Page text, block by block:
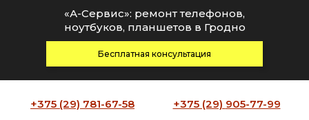
+375 (29) 781-67-58 +375 (29) 905-77-99
«А-Сервис»: ремонт телефонов,
ноутбуков, планшетов в Гродно
Бесплатная консультация